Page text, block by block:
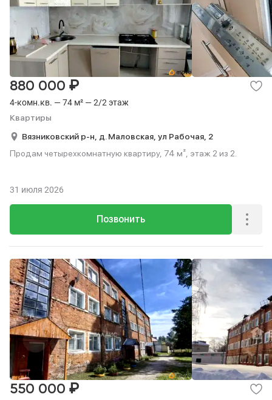
4-комн.кв. — 74 м² — 2/2 этаж
Квартиры
880 000 ₽
Вязниковский р-н, д. Маловская, ул Рабочая, 2
Продам четырехкомнатную квартиру, 74 м², этаж 2 из 2.
Позвонить
31 июля 2026
550 000 ₽